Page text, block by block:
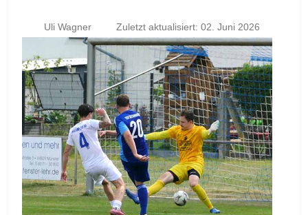
Uli Wagner Zuletzt aktualisiert: 02. Juni 2026